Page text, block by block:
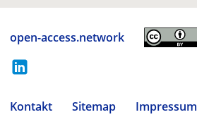
open-access.network
Kontakt Sitemap
Impressum